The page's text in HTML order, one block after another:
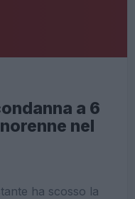
a 6
nel
ha scosso la